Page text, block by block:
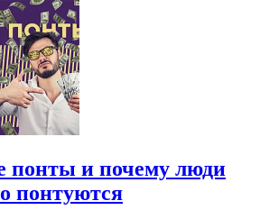
понты и почему люди
понтуются